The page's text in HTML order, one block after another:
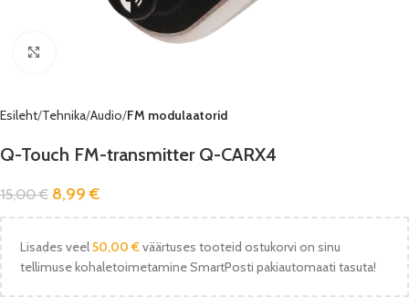
Esileht Tehnika Audio FM modulaatorid
Q-Touch FM-transmitter Q-CARX4
15,00€ 8,99€
Lisades veel50,00 €väärtuses tooteid ostukorvi on sinu
tellimuse kohaletoimetamine SmartPosti pakiautomaati tasuta!